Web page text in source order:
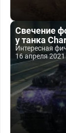
Свечение
у танка
Интересная
16 апреля 2021